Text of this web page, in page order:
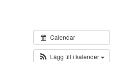
RUTINER FÖR SKJUTLEDARE
FÄLTSKYTTE
Calendar
Lägg till i kalender